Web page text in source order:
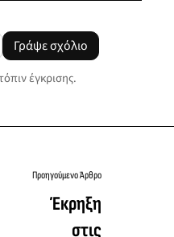
Γράψε σχόλιο
έγκρισης.
Προηγούμενο Άρθρο
Έκρηξη
στις